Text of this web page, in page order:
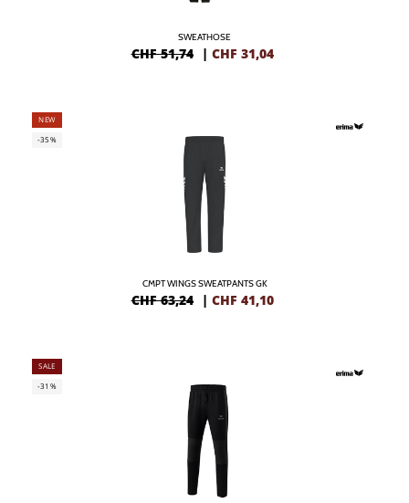
SWEATHOSE
CHF 51,74 | CHF 31,04
NEW
-35%
CMPT WINGS SWEATPANTS GK
CHF 63,24 | CHF 41,10
SALE
-31%